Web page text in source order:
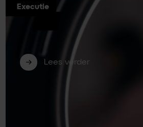
Short video voor B2B:
content eenvoudig en
Lees verder
Executie